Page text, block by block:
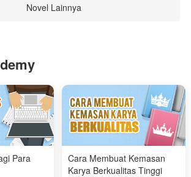
Novel Lainnya
Para
Cara Membuat Kemasan
Karya Berkualitas Tinggi